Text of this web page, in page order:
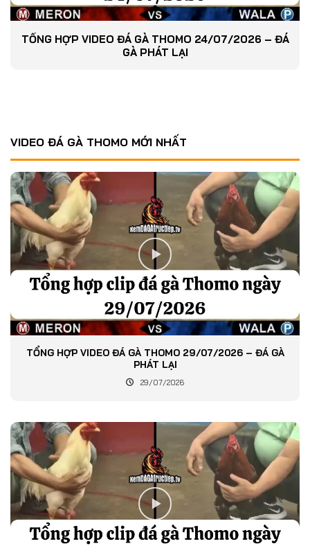
TỔNG HỢP VIDEO ĐÁ GÀ THOMO 24/07/2026 – ĐÁ
GÀ PHÁT LẠI
VIDEO ĐÁ GÀ THOMO MỚI NHẤT
TỔNG HỢP VIDEO ĐÁ GÀ THOMO 29/07/2026 – ĐÁ GÀ
PHÁT LẠI
29/07/2026